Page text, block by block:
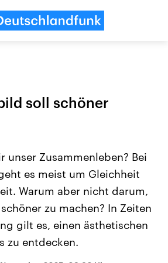
Anhalt
am 6.
neuen
Koalition aus
USA
Aktuelle Beiträge,
Hintergründe
gehören die Vereinigten
mit großem Einfluss auf
soll schöner
unser Zusammenleben? Bei
es meist um Gleichheit
Warum aber nicht darum,
zu machen? In Zeiten
gilt es, einen ästhetischen
zu entdecken.